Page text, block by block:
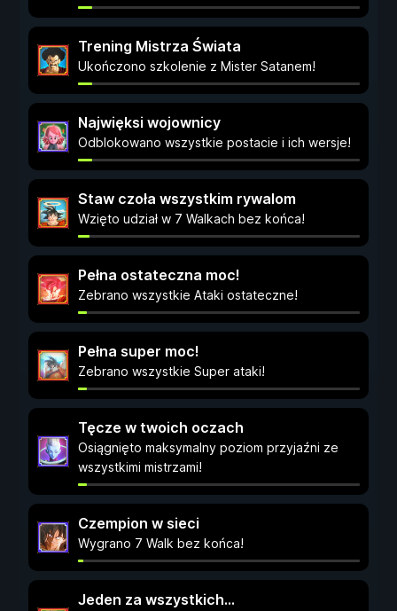
Trening Mistrza Świata
Ukończono szkolenie z Mister Satanem!
Najwięksi wojownicy
Odblokowano wszystkie postacie i ich wersje!
Staw czoła wszystkim rywalom
Wzięto udział w 7 Walkach bez końca!
Pełna ostateczna moc!
Zebrano wszystkie Ataki ostateczne!
Pełna super moc!
Zebrano wszystkie Super ataki!
Tęcze w twoich oczach
Osiągnięto maksymalny poziom przyjaźni ze
wszystkimi mistrzami!
Czempion w sieci
Wygrano 7 Walk bez końca!
Jeden za wszystkich...